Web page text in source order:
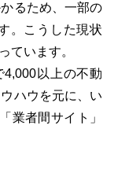
資料ダウンロード
プラン
るため、一部の
。こうした現状
ています。
以上の不動
ハウを元に、い
業者間サイト」